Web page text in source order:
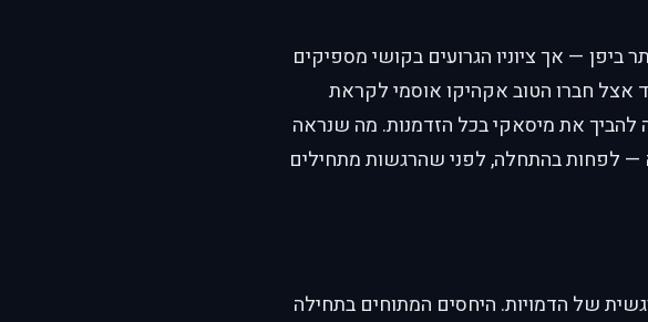
ביותר ביפן — אך ציוניו הגרועים בקושי מספיקים
אצל חברו הטוב אקהיקו אוסמי לקראת
את מיסאקי בכל הזדמנות. מה שנראה
— לפחות בהתחלה, לפני שהרגשות מתחילים
של הדמויות. היחסים המתוחים בתחילה